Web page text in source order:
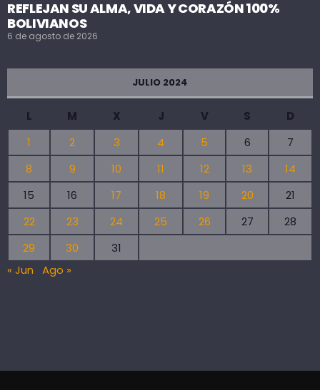
REFLEJAN SU ALMA, VIDA Y CORAZÓN 100%
BOLIVIANOS
6 de agosto de 2026
JULIO 2024
L M X J V S
D
1
2 3 4 5 6
7
8
9 10 11 12 13
14
15
16 17 18 19 20
21
22
23 24 25 26 27
28
29
30
31
« Jun
Ago »